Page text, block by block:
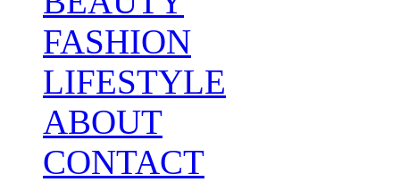
FASHION
LIFESTYLE
ABOUT
CONTACT